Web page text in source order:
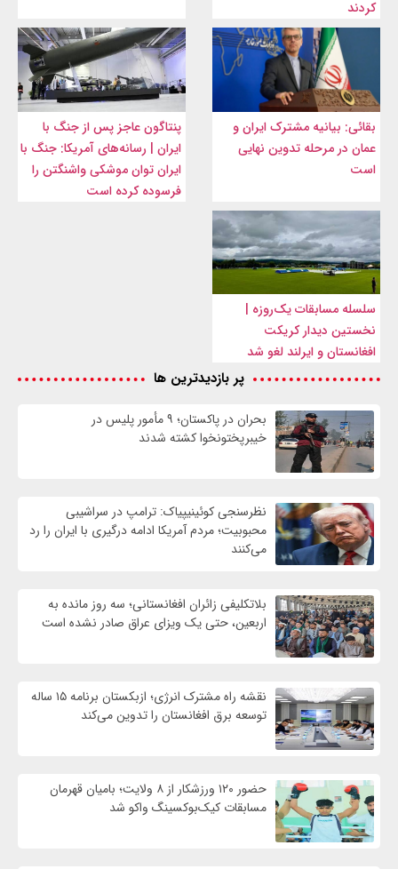
کردند
بقائی: بیانیه مشترک ایران و
عمان در مرحله تدوین نهایی
است
پنتاگون عاجز پس از جنگ با
ایران | رسانه‌های آمریکا: جنگ با
ایران توان موشکی واشنگتن را
فرسوده کرده است
سلسله مسابقات یک‌روزه |
نخستین دیدار کریکت
افغانستان و ایرلند لغو شد
پر بازدیدترین ها
بحران در پاکستان؛ ۹ مأمور پلیس در
خیبرپختونخوا کشته شدند
نظرسنجی کوئینیپیاک: ترامپ در سراشیبی
محبوبیت؛ مردم آمریکا ادامه درگیری با ایران را رد
می‌کنند
بلاتکلیفی زائران افغانستانی؛ سه روز مانده به
اربعین، حتی یک ویزای عراق صادر نشده است
نقشه راه مشترک انرژی؛ ازبکستان برنامه ۱۵ ساله
توسعه برق افغانستان را تدوین می‌کند
حضور ۱۲۰ ورزشکار از ۸ ولایت؛ بامیان قهرمان
مسابقات کیک‌بوکسینگ واکو شد